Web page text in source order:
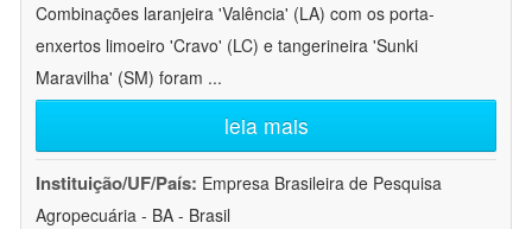
Combinações laranjeira 'Valência' (LA) com os porta-
enxertos limoeiro 'Cravo' (LC) e tangerineira 'Sunki
Maravilha' (SM) foram ...
leia mais
Instituição/UF/País: Empresa Brasileira de Pesquisa
Agropecuária - BA - Brasil